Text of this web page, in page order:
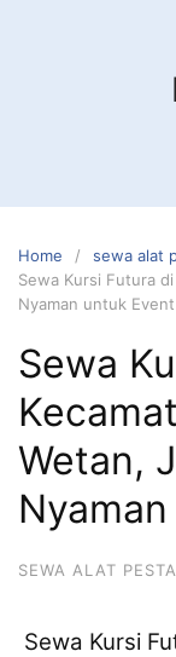
Home
sewa alat
Sewa Kursi Futura
Nyaman untuk Event
Sewa
Wetan,
SEWA ALAT PESTA
Sewa Kursi